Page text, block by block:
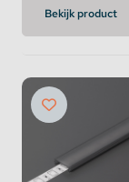
Bekijk product